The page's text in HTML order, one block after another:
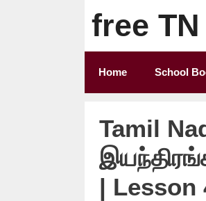
free
Home School
Tamil
| Lesson